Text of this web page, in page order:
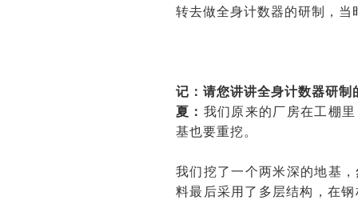
转去做全身计数器的研制，
记：请您讲讲全身计数器研
夏： 我们原来的厂房在工棚
基也要重挖。
我们挖了一个两米深的地基
料最后采用了多层结构，在